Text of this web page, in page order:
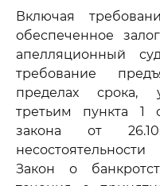
Включая
обеспеченное
апелляционный
требование
пределах срока,
третьим пункта 1
закона от
Закон о